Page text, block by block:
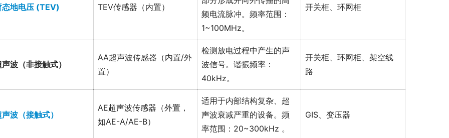
态地电压 (TEV) TEV传感器（内置）
频电流脉冲。频率范围：
1~100MHz。
开关柜、环网柜
波（非接触式）
AA超声波传感器（内置/外
置）
检测放电过程中产生的声
波信号。谐振频率：
40kHz。
开关柜、环网柜、架空线
路
波（接触式）
AE超声波传感器（外置，
如AE-A/AE-B）
适用于内部结构复杂、超
声波衰减严重的设备。频
率范围：20~300kHz 。
GIS、变压器